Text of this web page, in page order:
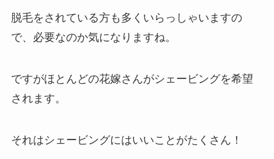
脱毛をされている方も多くいらっしゃいますの
で、必要なのか気になりますね。
ですがほとんどの花嫁さんがシェービングを希望
されます。
それはシェービングにはいいことがたくさん！